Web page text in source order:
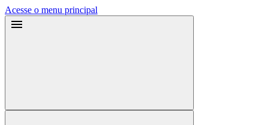
Acesse o menu principal